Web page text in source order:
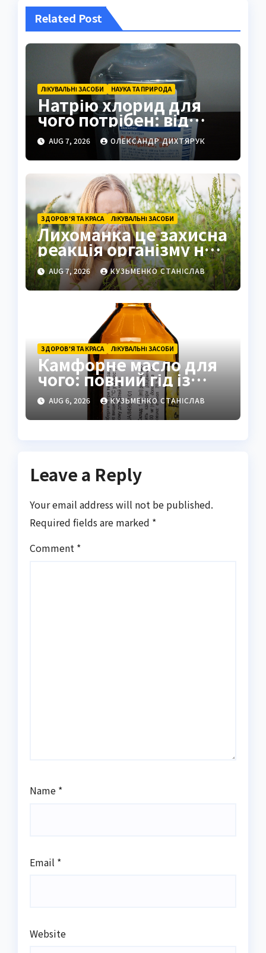
Related Post
ЛІКУВАЛЬНІ ЗАСОБИ НАУКА ТА ПРИРОДА
Натрію хлорид для
чого потрібен: від
фізрозчину до
промисловості
AUG 7, 2026 ОЛЕКСАНДР ДИХТЯРУК
ЗДОРОВ’Я ТА КРАСА ЛІКУВАЛЬНІ ЗАСОБИ
Лихоманка це захисна
реакція організму на
інфекцію
AUG 7, 2026 КУЗЬМЕНКО СТАНІСЛАВ
ЗДОРОВ’Я ТА КРАСА ЛІКУВАЛЬНІ ЗАСОБИ
Камфорне масло для
чого: повний гід із
застосуванням і
властивостями
AUG 6, 2026 КУЗЬМЕНКО СТАНІСЛАВ
Leave a Reply
Your email address will not be published.
Required fields are marked *
Comment *
Name *
Email *
Website